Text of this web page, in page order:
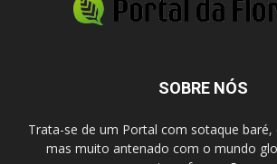
SOBRE NÓS
Trata-se de um Portal com sotaque
mas muito antenado com o mundo